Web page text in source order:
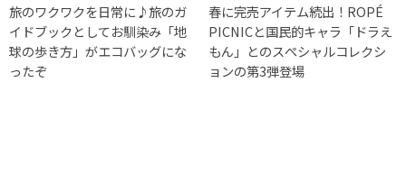
旅のワクワクを日常に♪旅のガ
イドブックとしてお馴染み「地
球の歩き方」がエコバッグにな
ったぞ
春に完売アイテム続出！ROPÉ
PICNICと国民的キャラ「ドラえ
もん」とのスぺシャルコレクシ
ョンの第3弾登場